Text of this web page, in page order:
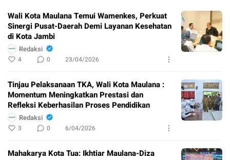
Wali Kota Maulana Temui Wamenkes, Perkuat
Sinergi Pusat-Daerah Demi Layanan Kesehatan
di Kota Jambi
Redaksi
4 0 23/04/2026
Tinjau Pelaksanaan TKA, Wali Kota Maulana :
Momentum Meningkatkan Prestasi dan
Refleksi Keberhasilan Proses Pendidikan
Redaksi
3 0 6/04/2026
Mahakarya Kota Tua: Ikhtiar Maulana-Diza